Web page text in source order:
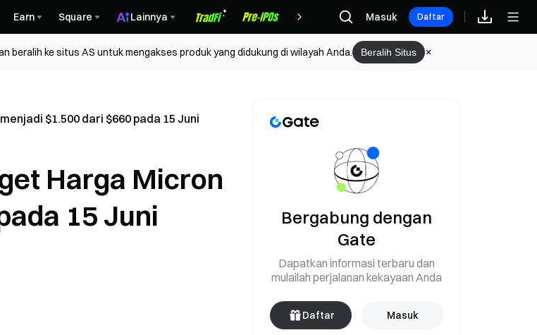
Earn Square Lainnya HadiahMasuk Daftar
beralih ke situs AS untuk mengakses produk yang didukung di wilayah Anda. Beralih Situs
$1.500 dari $660 pada 15 Juni
Harga Micron
15 Juni
Bergabung dengan
Gate
Dapatkan informasi terbaru dan
mulailah perjalanan kekayaan Anda
Daftar Masuk